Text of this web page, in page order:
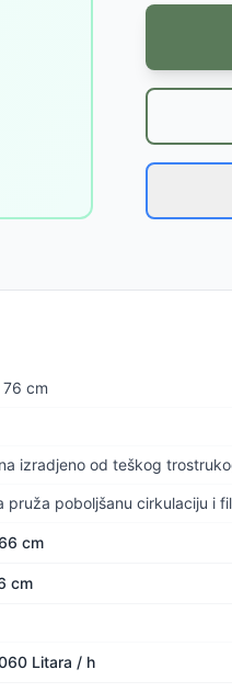
cm
izradjeno od teškog
pruža poboljšanu cirkulaciju
cm
cm
Litara / h